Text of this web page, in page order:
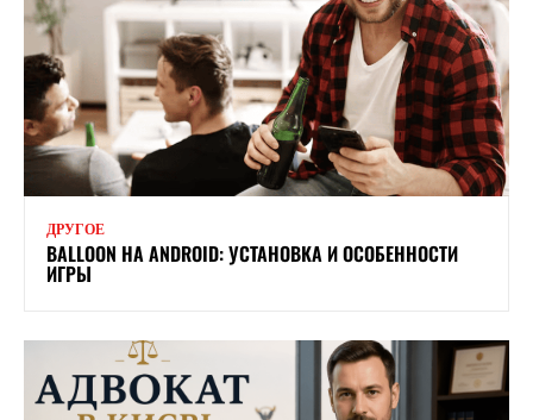
ДРУГОЕ
BALLOON НА ANDROID: УСТАНОВКА И ОСОБЕННОСТИ
ИГРЫ